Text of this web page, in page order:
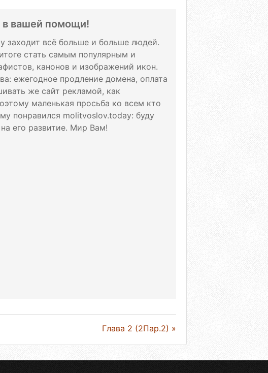
в вашей помощи!
всё больше и больше людей.
стать самым популярным и
канонов и изображений икон.
ежегодное продление домена, оплата
же сайт рекламой, как
маленькая просьба ко всем кто
понравился molitvoslov.today: буду
его развитие. Мир Вам!
Глава 2 (2Пар.2) »